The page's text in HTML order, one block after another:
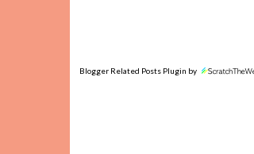
Blogger Related Posts Plugin by